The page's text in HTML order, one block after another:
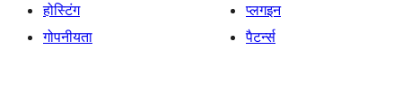
होस्टिंग
गोपनीयता
प्लगइन
पैटर्न्स